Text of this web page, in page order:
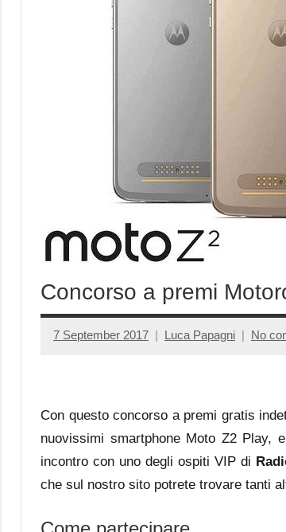
Concorso a premi
7 September 2017 Luca Papagni No
Con questo concorso a premi gratis
nuovissimi smartphone Moto Z2 Play,
incontro con uno degli ospiti VIP di
che sul nostro sito potrete trovare tanti